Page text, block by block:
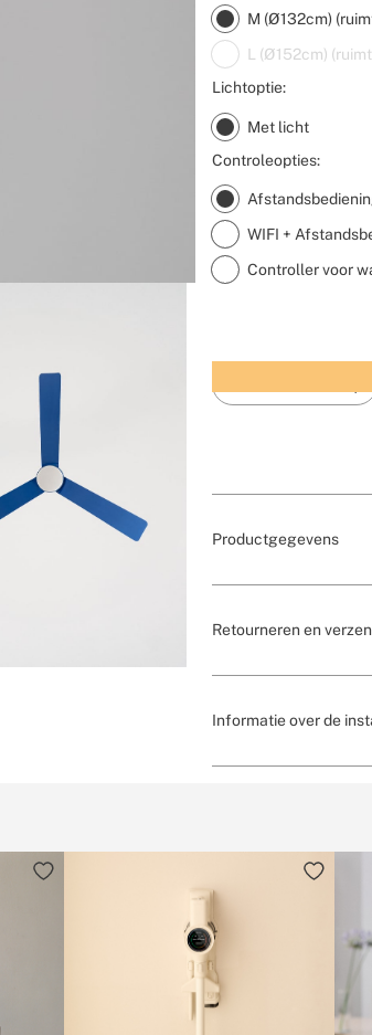
M (Ø132cm)
L (Ø152cm)
Lichtoptie:
Met licht
Controleopties:
WIFI +
Controller voor
Productgegevens
Retourneren en
Informatie over de